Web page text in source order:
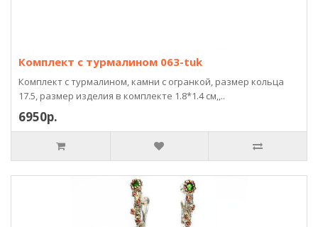
Комплект с турмалином 063-tuk
Комплект с турмалином, камни с огранкой, размер кольца
17.5, размер изделия в комплекте 1.8*1.4 см,,..
6950р.